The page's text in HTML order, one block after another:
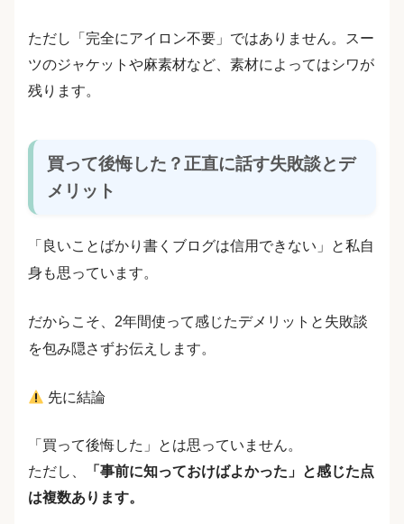
ただし「完全にアイロン不要」ではありません。スー
ツのジャケットや麻素材など、素材によってはシワが
残ります。
買って後悔した？正直に話す失敗談とデ
メリット
「良いことばかり書くブログは信用できない」と私自
身も思っています。
だからこそ、2年間使って感じたデメリットと失敗談
を包み隠さずお伝えします。
先に結論
「買って後悔した」とは思っていません。
ただし、
「事前に知っておけばよかった」と感じた点
は複数あります。